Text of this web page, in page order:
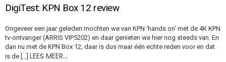
DigiTest: KPN Box 12 review
Ongeveer een jaar geleden mochten we van KPN ‘hands on’ met de 4K KPN
tv-ontvanger (ARRIS VIP5202) en daar genieten we hier nog steeds van. En
dan nu met de KPN Box 12, daar is dus maar één echte reden voor en dat
is de […] LEES MEER…